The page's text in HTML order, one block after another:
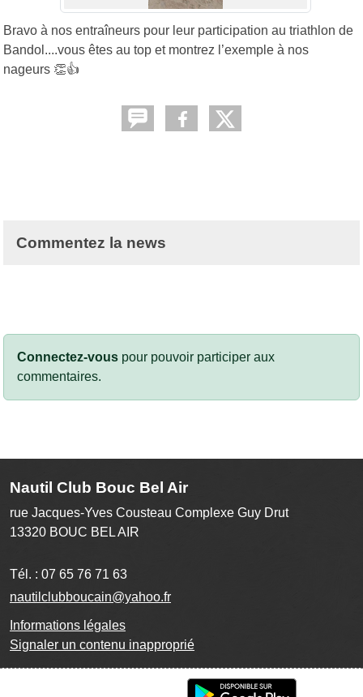
Bravo à nos entraîneurs pour leur participation au triathlon de
Bandol....vous êtes au top et montrez l’exemple à nos
nageurs 👏👍
Commentez la news
Connectez-vous pour pouvoir participer aux
commentaires.
Nautil Club Bouc Bel Air
rue Jacques-Yves Cousteau Complexe Guy Drut
13320 BOUC BEL AIR
Tél. : 07 65 76 71 63
nautilclubboucain@yahoo.fr
Informations légales
Signaler un contenu inapproprié